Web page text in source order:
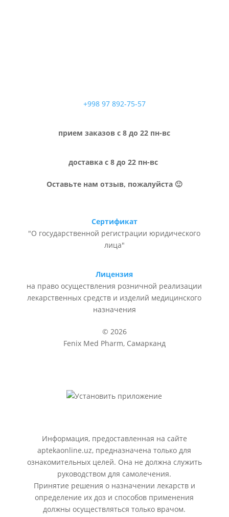
+998 97 892-75-57
прием заказов с 8 до 22 пн-вс
доставка с 8 до 22 пн-вс
Оставьте нам отзыв, пожалуйста 🙂
Сертификат
"О государственной регистрации юридического
лица"
Лицензия
на право осуществления розничной реализации
лекарственных средств и изделий медицинского
назначения
© 2026
Fenix Med Pharm, Самарканд
Информация, предоставленная на сайте
aptekaonline.uz, предназначена только для
ознакомительных целей. Она не должна служить
руководством для самолечения.
Принятие решения о назначении лекарств и
определение их доз и способов применения
должны осуществляться только врачом.